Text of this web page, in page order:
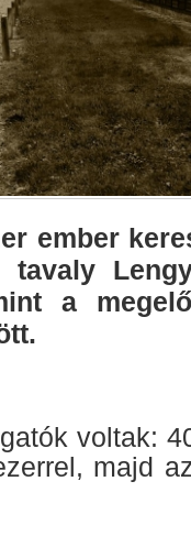
ember
tavaly
a
voltak:
majd